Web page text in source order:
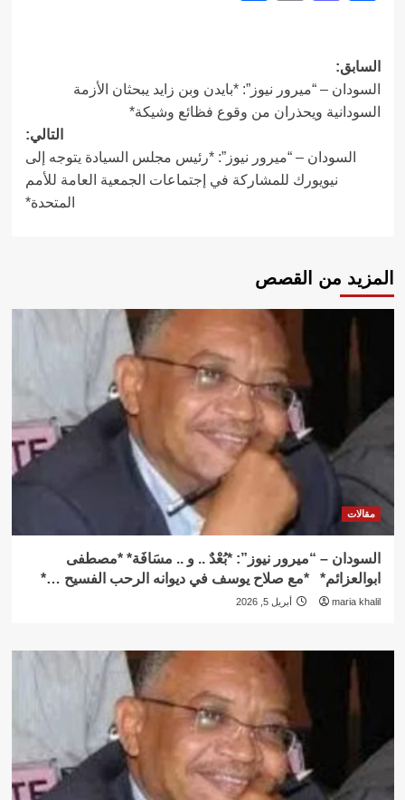
تصفّح
المقالات
السابق:
السودان – “ميرور نيوز”: *بايدن وبن زايد يبحثان الأزمة
السودانية ويحذران من وقوع فظائع وشيكة*
التالي:
السودان – “ميرور نيوز”: *رئيس مجلس السيادة يتوجه إلى
نيويورك للمشاركة في إجتماعات الجمعية العامة للأمم
المتحدة*
المزيد من القصص
مقالات
السودان – “ميرور نيوز”: *بُعْدٌ .. و .. مسَافَة* *مصطفى
ابوالعزائم* *مع صلاح يوسف في ديوانه الرحب الفسيح …*
maria khalil أبريل 5, 2026